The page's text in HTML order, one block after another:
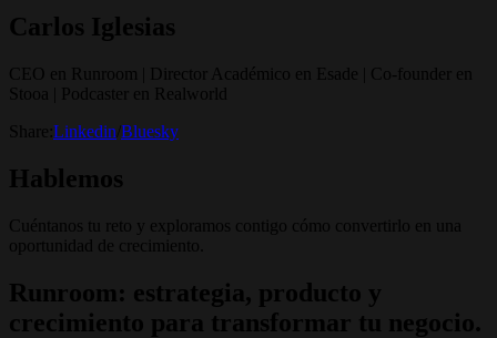
Carlos Iglesias
CEO en Runroom | Director Académico en Esade | Co-founder en
Stooa | Podcaster en Realworld
Share: Linkedin Bluesky
Hablemos
Cuéntanos tu reto y exploramos contigo cómo convertirlo en una
oportunidad de crecimiento.
Runroom: estrategia, producto y
crecimiento para transformar tu negocio.